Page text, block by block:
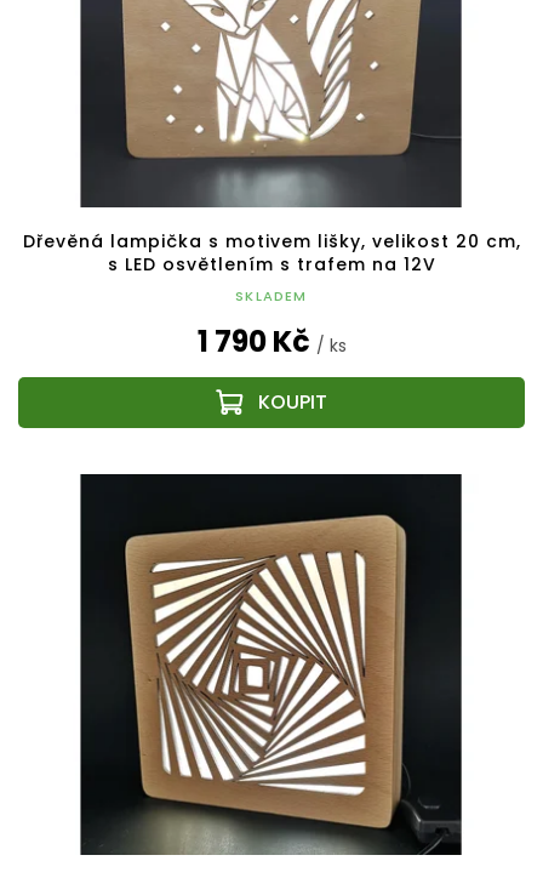
Dřevěná lampička s motivem lišky, velikost 20 cm,
s LED osvětlením s trafem na 12V
SKLADEM
1 790 Kč / ks